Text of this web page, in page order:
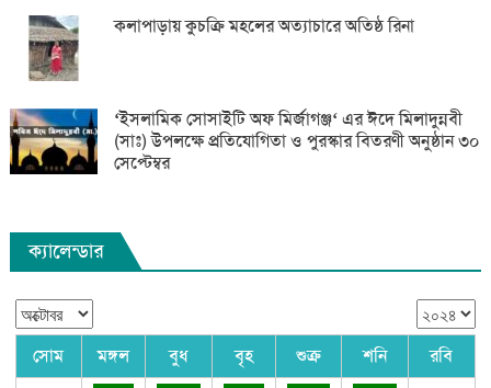
কলাপাড়ায় কুচক্রি মহলের অত্যাচারে অতিষ্ঠ রিনা
‘ইসলামিক সোসাইটি অফ মির্জাগঞ্জ‘ এর ঈদে মিলাদুন্নবী
(সাঃ) উপলক্ষে প্রতিযোগিতা ও পুরস্কার বিতরণী অনুষ্ঠান ৩০
সেপ্টেম্বর
ক্যালেন্ডার
সোম মঙ্গল বুধ বৃহ শুক্র শনি রবি